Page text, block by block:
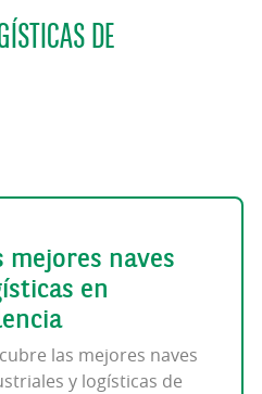
DE
mejores naves
en
las mejores naves
y logísticas de